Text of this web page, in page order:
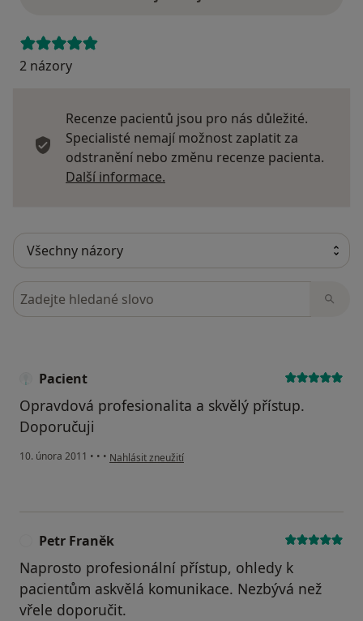
2 názory
Recenze pacientů jsou pro nás důležité.
Specialisté nemají možnost zaplatit za
odstranění nebo změnu recenze pacienta.
Další informace.
Hledejte v názorech
Pacient
Opravdová profesionalita a skvělý přístup.
Doporučuji
10. února 2011 • • • podle názoru uživatele Pacient
Nahlásit zneužití
Petr Franěk
Naprosto profesionální přístup, ohledy k
pacientům askvělá komunikace. Nezbývá než
vřele doporučit.